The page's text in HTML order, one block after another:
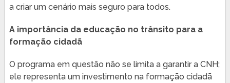
a criar um cenário mais seguro para todos.
A importância da educação no trânsito para a
formação cidadã
O programa em questão não se limita a garantir a CNH;
ele representa um investimento na formação cidadã